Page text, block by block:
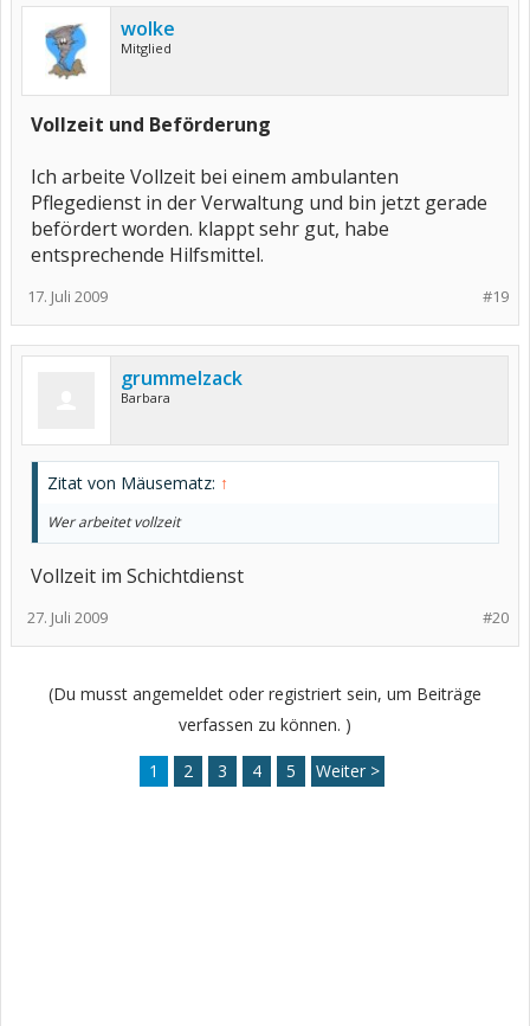
wolke
Mitglied
Vollzeit und Beförderung
Ich arbeite Vollzeit bei einem ambulanten
Pflegedienst in der Verwaltung und bin jetzt gerade
befördert worden. klappt sehr gut, habe
entsprechende Hilfsmittel.
#19
17. Juli 2009
grummelzack
Barbara
Zitat von Mäusematz: ↑
Wer arbeitet vollzeit
Vollzeit im Schichtdienst
#20
27. Juli 2009
(Du musst angemeldet oder registriert sein, um Beiträge
verfassen zu können. )
1 2 3 4 5 Weiter >